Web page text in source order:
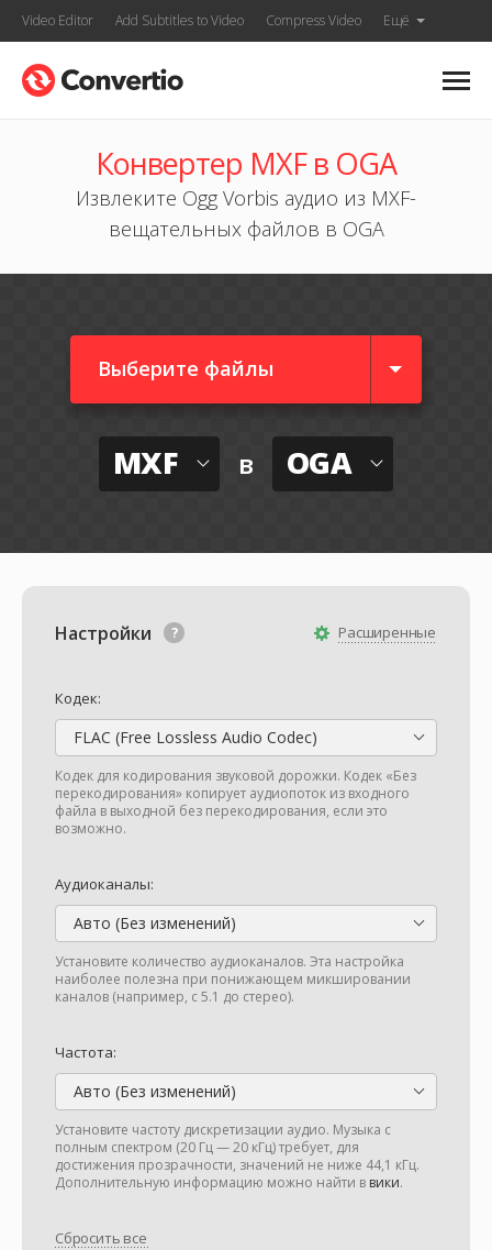
Video Editor Add Subtitles to Video Compress Video Ещё
Конвертер MXF в OGA
Извлеките Ogg Vorbis аудио из MXF-
вещательных файлов в OGA
Выберите файлы
MXF в OGA
Расширенные
Настройки
Кодек:
FLAC (Free Lossless Audio Codec)
Кодек для кодирования звуковой дорожки. Кодек «Без
перекодирования» копирует аудиопоток из входного
файла в выходной без перекодирования, если это
возможно.
Аудиоканалы:
Авто (Без изменений)
Установите количество аудиоканалов. Эта настройка
наиболее полезна при понижающем микшировании
каналов (например, с 5.1 до стерео).
Частота:
Авто (Без изменений)
Установите частоту дискретизации аудио. Музыка с
полным спектром (20 Гц — 20 кГц) требует, для
достижения прозрачности, значений не ниже 44,1 кГц.
Дополнительную информацию можно найти в вики.
Сбросить все